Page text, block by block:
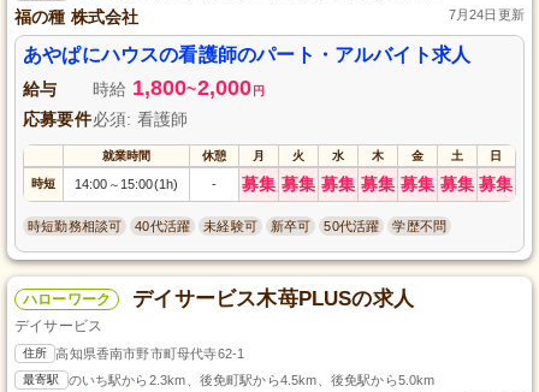
福の種 株式会社 7月24日更新
あやぱにハウスの看護師のパート・アルバイト求人
給与 時給 1,800~2,000 円
応募要件必須: 看護師
就業時間 休憩 月 火 水 木 金 土 日
時短 14:00 ～ 15:00(1h) - 募集 募集 募集 募集 募集 募集 募集
時短勤務相談可 40代活躍 未経験可 新卒可 50代活躍 学歴不問
ハローワーク デイサービス木苺PLUSの求人
デイサービス
住所 高知県香南市野市町母代寺62-1
最寄駅 のいち駅から2.3km、後免町駅から4.5km、後免駅から5.0km